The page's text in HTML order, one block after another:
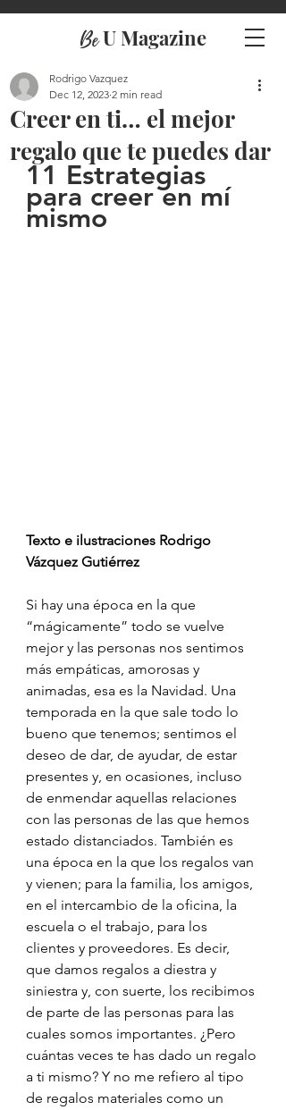
BeU Magazine
Creer en ti… el mejor
regalo que te puedes dar
Rodrigo Vazquez
Dec 12, 2023 2 min read
11 Estrategias
para creer en mí
mismo
Texto e ilustraciones Rodrigo
Vázquez Gutiérrez
Si hay una época en la que
“mágicamente” todo se vuelve
mejor y las personas nos sentimos
más empáticas, amorosas y
animadas, esa es la Navidad. Una
temporada en la que sale todo lo
bueno que tenemos; sentimos el
deseo de dar, de ayudar, de estar
presentes y, en ocasiones, incluso
de enmendar aquellas relaciones
con las personas de las que hemos
estado distanciados. También es
una época en la que los regalos van
y vienen; para la familia, los amigos,
en el intercambio de la oficina, la
escuela o el trabajo, para los
clientes y proveedores. Es decir,
que damos regalos a diestra y
siniestra y, con suerte, los recibimos
de parte de las personas para las
cuales somos importantes. ¿Pero
cuántas veces te has dado un regalo
a ti mismo? Y no me refiero al tipo
de regalos materiales como un